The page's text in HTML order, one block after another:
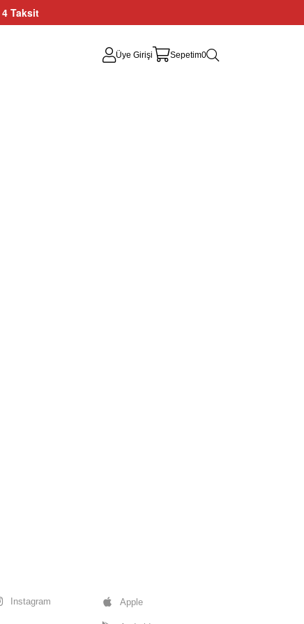
4 Taksit
Üye Girişi Sepetim0
Instagram Apple